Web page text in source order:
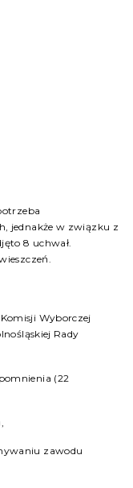
jednakże w związku z
8 uchwał.
Wyborczej
Rady
(22
zawodu